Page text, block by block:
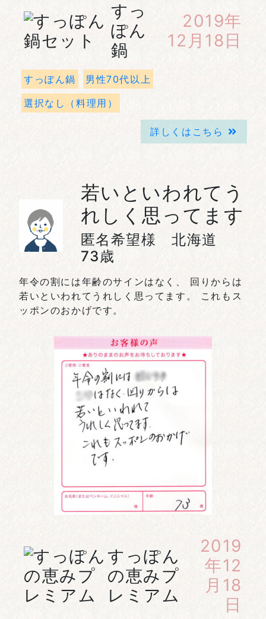
すっ
ぽん
鍋
2019年
12月18日
すっぽん鍋
男性70代以上
選択なし（料理用）
詳しくはこちら
若いといわれてう
れしく思ってます
匿名希望様 北海道
73歳
年令の割には年齢のサインはなく、 回りからは
若いといわれてうれしく思ってます。 これもス
ッポンのおかげです。
すっぽん
の恵みプ
レミアム
2019
年12
月18
日